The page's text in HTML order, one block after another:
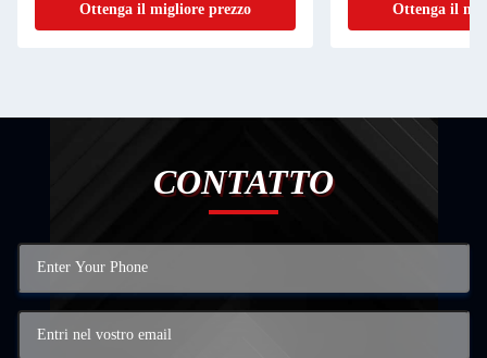
Ottenga il migliore prezzo Ottenga il
CONTATTO